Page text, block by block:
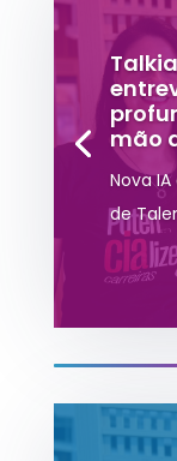
mão
Nova
de